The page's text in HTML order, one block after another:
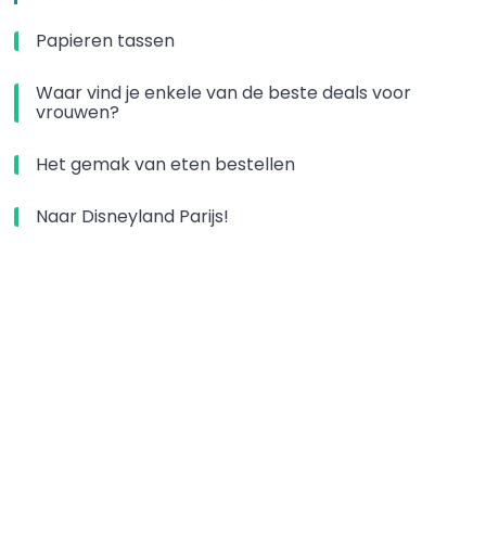
Papieren tassen
Waar vind je enkele van de beste deals voor
vrouwen?
Het gemak van eten bestellen
Naar Disneyland Parijs!